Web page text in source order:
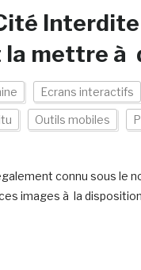
mettre à
Ecrans interactifs
Outils mobiles
connu sous le
images à la